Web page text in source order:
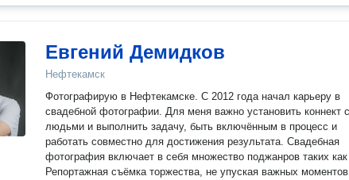
Евгений Демидков
Нефтекамск
Фотографирую в Нефтекамске. С 2012 года начал карьеру в
свадебной фотографии. Для меня важно установить коннект с
людьми и выполнить задачу, быть включённым в процесс и
работать совместно для достижения результата. Свадебная
фотография включает в себя множество поджанров таких как
Репортажная съёмка торжества, не упуская важных